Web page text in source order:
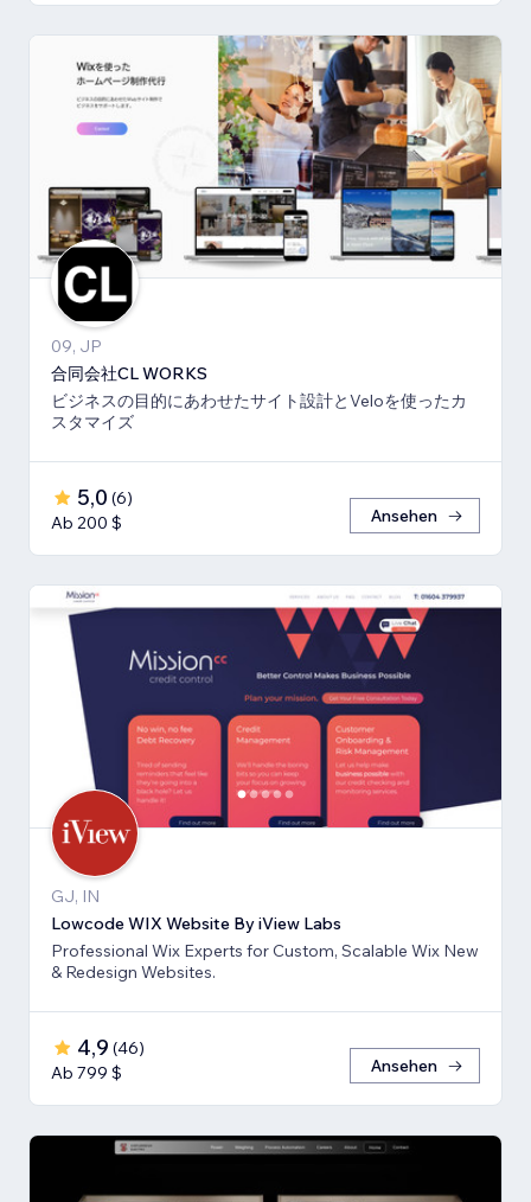
09, JP
合同会社CL WORKS
ビジネスの目的にあわせたサイト設計とVeloを使ったカ
スタマイズ
5,0 (6)
Ab 200 $
Ansehen
GJ, IN
Lowcode WIX Website By iView Labs
Professional Wix Experts for Custom, Scalable Wix New
& Redesign Websites.
4,9 (46)
Ab 799 $
Ansehen